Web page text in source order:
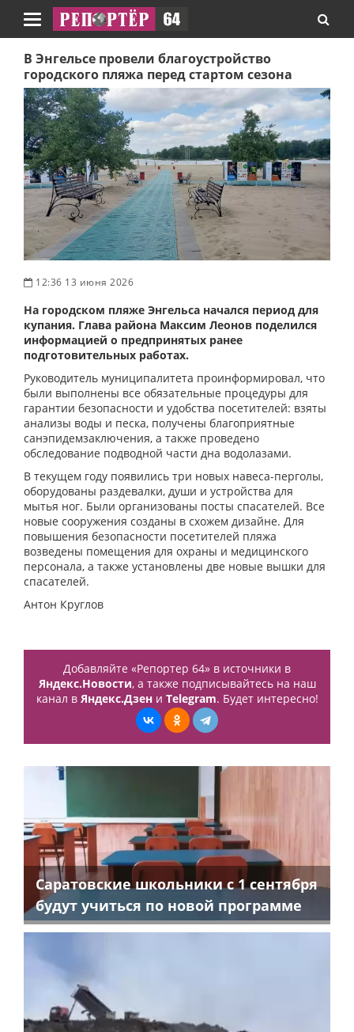
Навигация
В Энгельсе провели благоустройство
городского пляжа перед стартом сезона
12:36 13 июня 2026
На городском пляже Энгельса начался период для
купания. Глава района Максим Леонов поделился
информацией о предпринятых ранее
подготовительных работах.
Руководитель муниципалитета проинформировал, что
были выполнены все обязательные процедуры для
гарантии безопасности и удобства посетителей: взяты
анализы воды и песка, получены благоприятные
санэпидемзаключения, а также проведено
обследование подводной части дна водолазами.
В текущем году появились три новых навеса-перголы,
оборудованы раздевалки, души и устройства для
мытья ног. Были организованы посты спасателей. Все
новые сооружения созданы в схожем дизайне. Для
повышения безопасности посетителей пляжа
возведены помещения для охраны и медицинского
персонала, а также установлены две новые вышки для
спасателей.
Антон Круглов
Добавляйте «Репортер 64» в источники в
Яндекс.Новости, а также подписывайтесь на наш
канал в Яндекс.Дзени Telegram. Будет интересно!
Саратовские школьники с 1 сентября
будут учиться по новой программе